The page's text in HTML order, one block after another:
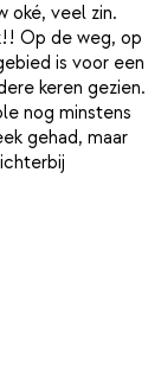
oké, veel zin.
Op de weg, op
is voor een
keren gezien.
nog minstens
gehad, maar